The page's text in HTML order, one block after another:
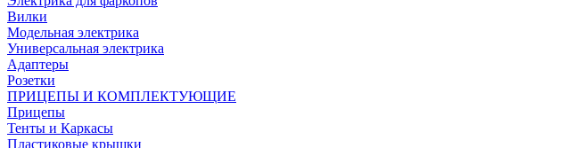
Вилки
Модельная электрика
Универсальная электрика
Адаптеры
Розетки
ПРИЦЕПЫ И КОМПЛЕКТУЮЩИЕ
Прицепы
Тенты и Каркасы
Пластиковые крышки